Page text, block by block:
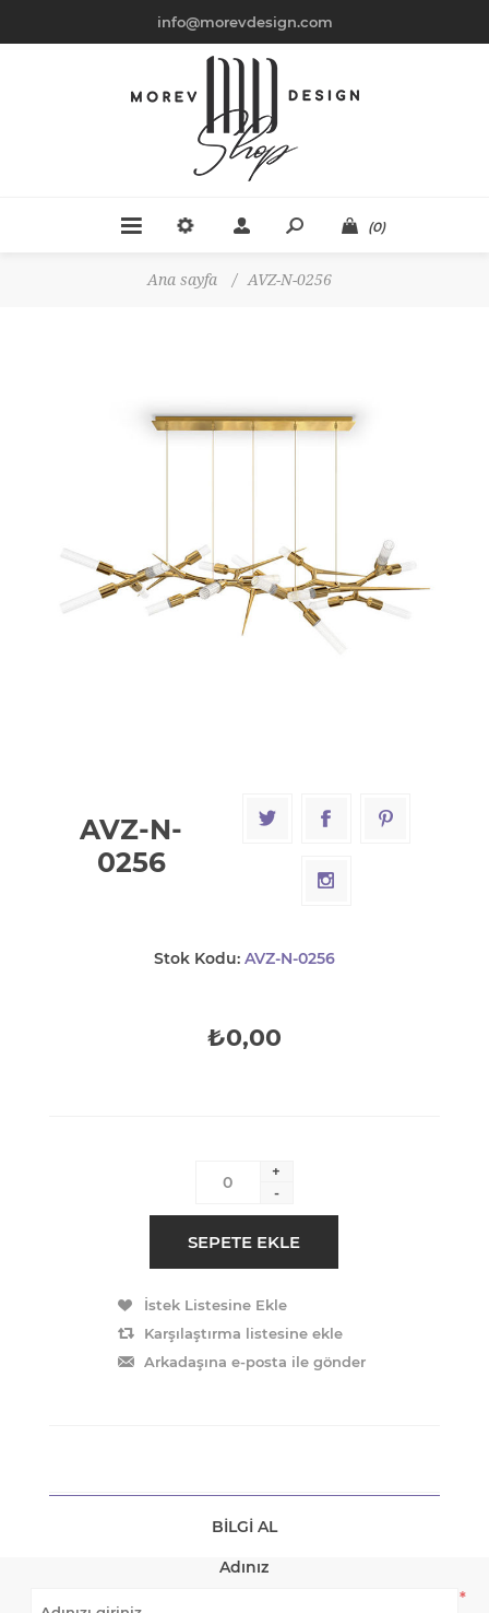
info@morevdesign.com
(0)
Ana sayfa / AVZ-N-0256
AVZ-N-
0256
Stok Kodu: AVZ-N-0256
₺0,00
+
-
BILGI AL
Adınız
*